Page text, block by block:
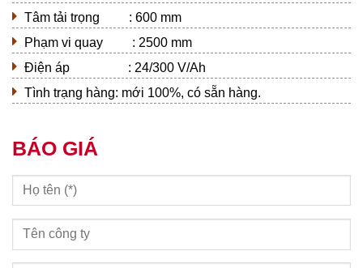
Tâm tải trọng : 600 mm
Phạm vi quay : 2500 mm
Điện áp : 24/300 V/Ah
Tình trạng hàng: mới 100%, có sẵn hàng.
BÁO GIÁ